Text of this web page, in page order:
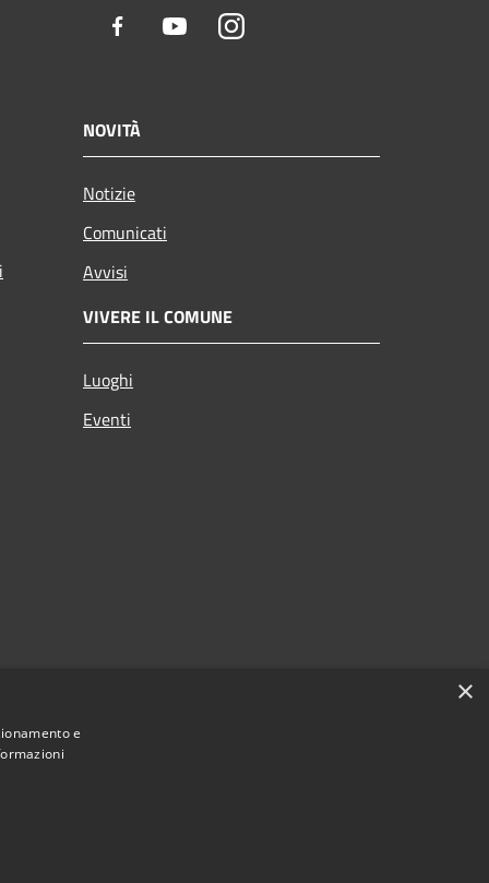
Facebook YoutubeInstagram
NOVITÀ
Notizie
Comunicati
Avvisi
VIVERE IL COMUNE
Luoghi
Eventi
×
e